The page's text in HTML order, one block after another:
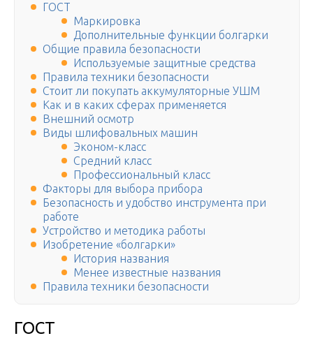
ГОСТ
Маркировка
Дополнительные функции болгарки
Общие правила безопасности
Используемые защитные средства
Правила техники безопасности
Стоит ли покупать аккумуляторные УШМ
Как и в каких сферах применяется
Внешний осмотр
Виды шлифовальных машин
Эконом-класс
Средний класс
Профессиональный класс
Факторы для выбора прибора
Безопасность и удобство инструмента при
работе
Устройство и методика работы
Изобретение «болгарки»
История названия
Менее известные названия
Правила техники безопасности
ГОСТ